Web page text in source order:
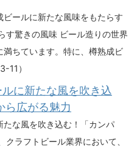
ールに新たな風味をもたらす
す驚きの風味 ビール造りの世界
ちています。特に、樽熟成ビ
11）
に新たな風を吹き込
ら広がる魅力
たな風を吹き込む！「カンパ
ラフトビール業界において、